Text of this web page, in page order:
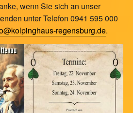
wenn Sie sich an unser
unter Telefon 0941 595 000
regensburg.de.